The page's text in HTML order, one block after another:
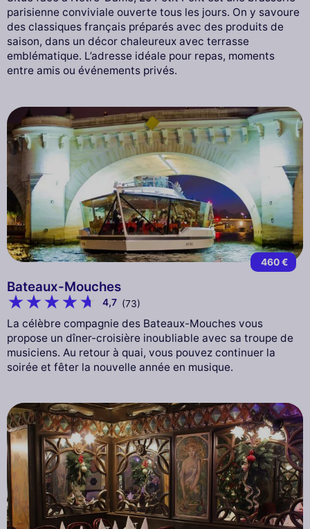
parisienne conviviale ouverte tous les jours. On y savoure
des classiques français préparés avec des produits de
saison, dans un décor chaleureux avec terrasse
emblématique. L’adresse idéale pour repas, moments
entre amis ou événements privés.
460 €
Bateaux-Mouches
4,7 (73)
La célèbre compagnie des Bateaux-Mouches vous
propose un dîner-croisière inoubliable avec sa troupe de
musiciens. Au retour à quai, vous pouvez continuer la
soirée et fêter la nouvelle année en musique.